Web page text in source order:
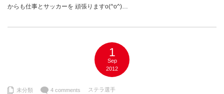
からも仕事とサッカーを 頑張りますo(^o^)…
1
Sep
2012
未分類 4 comments ステラ選手